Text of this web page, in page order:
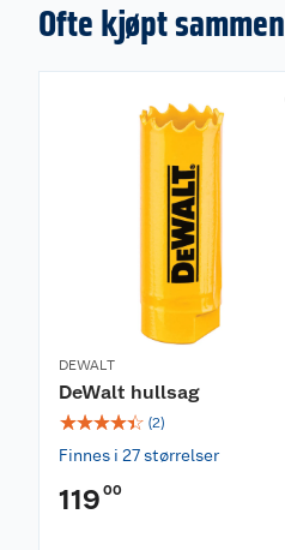
Ofte kjøpt sammen
DEWALT
DeWalt hullsag
☆☆☆☆☆ (2)
Finnes i 27 størrelser
119 00